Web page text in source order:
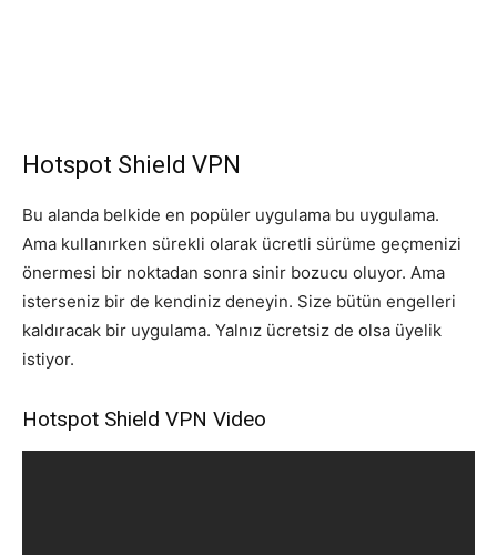
Hotspot Shield VPN
Bu alanda belkide en popüler uygulama bu uygulama.
Ama kullanırken sürekli olarak ücretli sürüme geçmenizi
önermesi bir noktadan sonra sinir bozucu oluyor. Ama
isterseniz bir de kendiniz deneyin. Size bütün engelleri
kaldıracak bir uygulama. Yalnız ücretsiz de olsa üyelik
istiyor.
Hotspot Shield VPN Video